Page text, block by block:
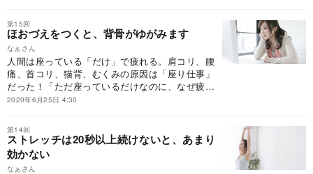
流が悪くなり、コリが生まれる」から。硬くなっ
た筋肉を徹底的にほぐし、コリをとる。それには
ストレッチしかない。
第15回
ほおづえをつくと、背骨がゆがみます
なぁさん
人間は座っている「だけ」で疲れる。肩コリ、腰
痛、首コリ、猫背、むくみの原因は「座り仕事」
だった！「ただ座っているだけなのに、なぜ疲れ
てしまうのか」。その答えはシンプルで明快。
流が悪くなり、コリが生まれる」から。硬くなっ
た筋肉を徹底的にほぐし、コリをとる。それには
ストレッチしかない。
2020年6月25日 4:30
第14回
ストレッチは20秒以上続けないと、あまり
効かない
なぁさん